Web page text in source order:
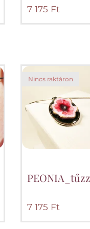
7 175 Ft
Nincs raktáron
7 175 Ft